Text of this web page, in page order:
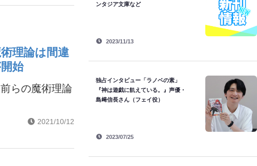
理論は間違
始
らの魔術理論
2021/10/12
ンタジア文庫など
2023/11/13
独占インタビュー「ラノベの素」
『神は遊戯に飢えている。』声優・
島﨑信長さん（フェイ役）
2023/07/25